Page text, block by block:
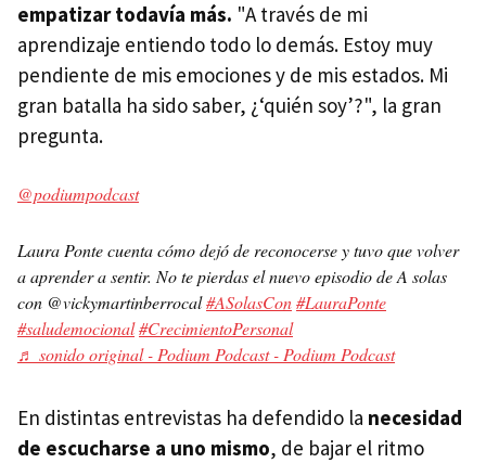
empatizar todavía más. "A través de mi
aprendizaje entiendo todo lo demás. Estoy muy
pendiente de mis emociones y de mis estados. Mi
gran batalla ha sido saber, ¿‘quién soy’?", la gran
pregunta.
@podiumpodcast
Laura Ponte cuenta cómo dejó de reconocerse y tuvo que volver
a aprender a sentir. No te pierdas el nuevo episodio de A solas
con @vickymartinberrocal#ASolasCon#LauraPonte
#saludemocional#CrecimientoPersonal
♬ sonido original - Podium Podcast - Podium Podcast
En distintas entrevistas ha defendido la necesidad
de escucharse a uno mismo, de bajar el ritmo